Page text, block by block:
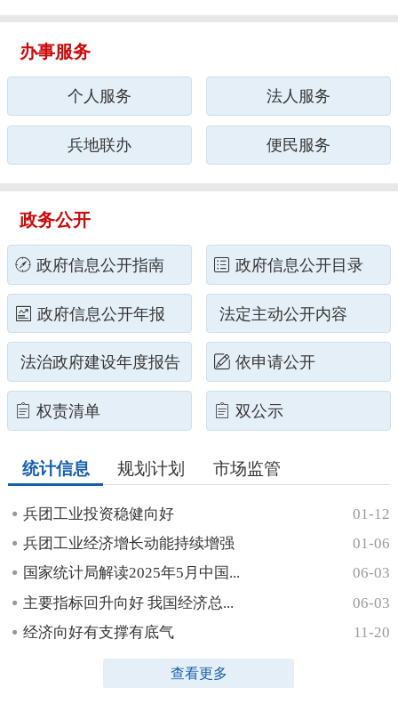
办事服务
个人服务 法人服务
兵地联办 便民服务
政务公开
政府信息公开指南 政府信息公开目录
政府信息公开年报 法定主动公开内容
法治政府建设年度报告 依申请公开
权责清单 双公示
统计信息 规划计划 市场监管
兵团工业投资稳健向好
01-12
兵团工业经济增长动能持续增强
01-06
国家统计局解读2025年5月中国...
06-03
主要指标回升向好 我国经济总...
06-03
经济向好有支撑有底气
11-20
查看更多